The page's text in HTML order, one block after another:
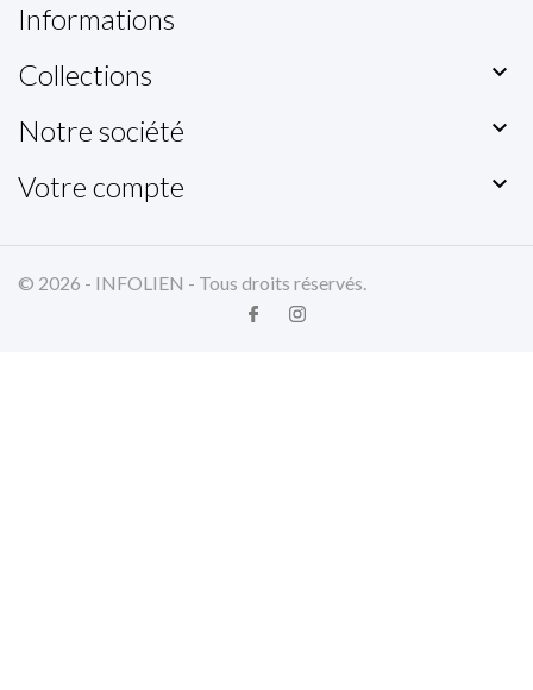
Informations
Collections

Notre société 
Votre compte 
© 2026 - INFOLIEN - Tous droits réservés.